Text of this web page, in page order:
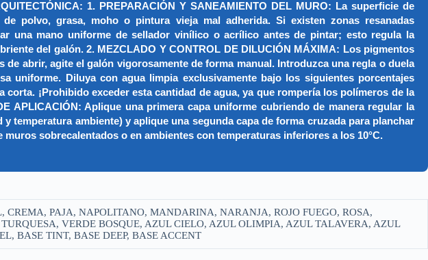
1. PREPARACIÓN Y SANEAMIENTO DEL MURO: La superficie de
polvo, grasa, moho o pintura vieja mal adherida. Si existen zonas resanadas
una mano uniforme de sellador vinílico o acrílico antes de pintar; esto regula la
del galón. 2. MEZCLADO Y CONTROL DE DILUCIÓN MÁXIMA: Los pigmentos
abrir, agite el galón vigorosamente de forma manual. Introduzca una regla o duela
uniforme. Diluya con agua limpia exclusivamente bajo los siguientes porcentajes
¡Prohibido exceder esta cantidad de agua, ya que rompería los polímeros de la
APLICACIÓN: Aplique una primera capa uniforme cubriendo de manera regular la
temperatura ambiente) y aplique una segunda capa de forma cruzada para planchar
sobrecalentados o en ambientes con temperaturas inferiores a los 10°C.
PAJA, NAPOLITANO, MANDARINA, NARANJA, ROJO FUEGO, ROSA,
VERDE BOSQUE, AZUL CIELO, AZUL OLIMPIA, AZUL TALAVERA, AZUL
BASE TINT, BASE DEEP, BASE ACCENT